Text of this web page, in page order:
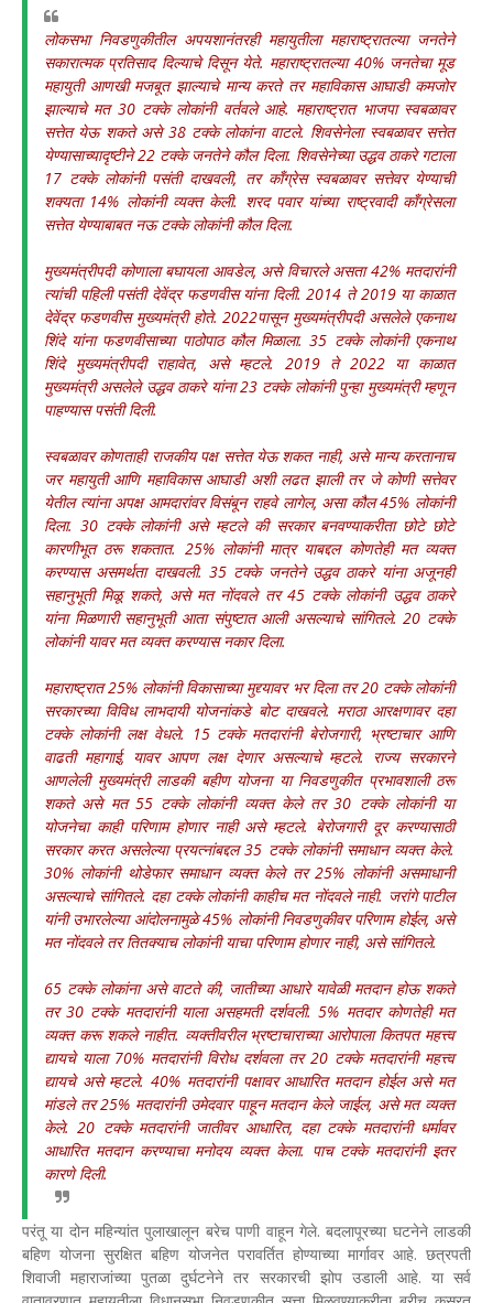
लोकसभा निवडणुकीतील अपयशानंतरही महायुतीला महाराष्ट्रातल्या जनतेने
सकारात्मक प्रतिसाद दिल्याचे दिसून येते. महाराष्ट्रातल्या 40% जनतेचा मूड
महायुती आणखी मजबूत झाल्याचे मान्य करते तर महाविकास आघाडी कमजोर
झाल्याचे मत 30 टक्के लोकांनी वर्तवले आहे. महाराष्ट्रात भाजपा स्वबळावर
सत्तेत येऊ शकते असे 38 टक्के लोकांना वाटले. शिवसेनेला स्वबळावर सत्तेत
येण्यासाच्यादृष्टीने 22 टक्के जनतेने कौल दिला. शिवसेनेच्या उद्धव ठाकरे गटाला
17 टक्के लोकांनी पसंती दाखवली, तर काँग्रेस स्वबळावर सत्तेवर येण्याची
शक्यता 14% लोकांनी व्यक्त केली. शरद पवार यांच्या राष्ट्रवादी काँग्रेसला
सत्तेत येण्याबाबत नऊ टक्के लोकांनी कौल दिला.
मुख्यमंत्रीपदी कोणाला बघायला आवडेल, असे विचारले असता 42% मतदारांनी
त्यांची पहिली पसंती देवेंद्र फडणवीस यांना दिली. 2014 ते 2019 या काळात
देवेंद्र फडणवीस मुख्यमंत्री होते. 2022पासून मुख्यमंत्रीपदी असलेले एकनाथ
शिंदे यांना फडणवीसाच्या पाठोपाठ कौल मिळाला. 35 टक्के लोकांनी एकनाथ
शिंदे मुख्यमंत्रीपदी राहावेत, असे म्हटले. 2019 ते 2022 या काळात
मुख्यमंत्री असलेले उद्धव ठाकरे यांना 23 टक्के लोकांनी पुन्हा मुख्यमंत्री म्हणून
पाहण्यास पसंती दिली.
स्वबळावर कोणताही राजकीय पक्ष सत्तेत येऊ शकत नाही, असे मान्य करतानाच
जर महायुती आणि महाविकास आघाडी अशी लढत झाली तर जे कोणी सत्तेवर
येतील त्यांना अपक्ष आमदारांवर विसंबून राहवे लागेल, असा कौल 45% लोकांनी
दिला. 30 टक्के लोकांनी असे म्हटले की सरकार बनवण्याकरीता छोटे छोटे
कारणीभूत ठरू शकतात. 25% लोकांनी मात्र याबद्दल कोणतेही मत व्यक्त
करण्यास असमर्थता दाखवली. 35 टक्के जनतेने उद्धव ठाकरे यांना अजूनही
सहानुभूती मिळू शकते, असे मत नोंदवले तर 45 टक्के लोकांनी उद्धव ठाकरे
यांना मिळणारी सहानुभूती आता संपुष्टात आली असल्याचे सांगितले. 20 टक्के
लोकांनी यावर मत व्यक्त करण्यास नकार दिला.
महाराष्ट्रात 25% लोकांनी विकासाच्या मुद्द्यावर भर दिला तर 20 टक्के लोकांनी
सरकारच्या विविध लाभदायी योजनांकडे बोट दाखवले. मराठा आरक्षणावर दहा
टक्के लोकांनी लक्ष वेधले. 15 टक्के मतदारांनी बेरोजगारी, भ्रष्टाचार आणि
वाढती महागाई, यावर आपण लक्ष देणार असल्याचे म्हटले. राज्य सरकारने
आणलेली मुख्यमंत्री लाडकी बहीण योजना या निवडणुकीत प्रभावशाली ठरू
शकते असे मत 55 टक्के लोकांनी व्यक्त केले तर 30 टक्के लोकांनी या
योजनेचा काही परिणाम होणार नाही असे म्हटले. बेरोजगारी दूर करण्यासाठी
सरकार करत असलेल्या प्रयत्नांबद्दल 35 टक्के लोकांनी समाधान व्यक्त केले.
30% लोकांनी थोडेफार समाधान व्यक्त केले तर 25% लोकांनी असमाधानी
असल्याचे सांगितले. दहा टक्के लोकांनी काहीच मत नोंदवले नाही. जरांगे पाटील
यांनी उभारलेल्या आंदोलनामुळे 45% लोकांनी निवडणुकीवर परिणाम होईल, असे
मत नोंदवले तर तितक्याच लोकांनी याचा परिणाम होणार नाही, असे सांगितले.
65 टक्के लोकांना असे वाटते की, जातीच्या आधारे यावेळी मतदान होऊ शकते
तर 30 टक्के मतदारांनी याला असहमती दर्शवली. 5% मतदार कोणतेही मत
व्यक्त करू शकले नाहीत. व्यक्तीवरील भ्रष्टाचाराच्या आरोपाला कितपत महत्त्व
द्यायचे याला 70% मतदारांनी विरोध दर्शवला तर 20 टक्के मतदारांनी महत्त्व
द्यायचे असे म्हटले. 40% मतदारांनी पक्षावर आधारित मतदान होईल असे मत
मांडले तर 25% मतदारांनी उमेदवार पाहून मतदान केले जाईल, असे मत व्यक्त
केले. 20 टक्के मतदारांनी जातीवर आधारित, दहा टक्के मतदारांनी धर्मावर
आधारित मतदान करण्याचा मनोदय व्यक्त केला. पाच टक्के मतदारांनी इतर
कारणे दिली.
परंतू या दोन महिन्यांत पुलाखालून बरेच पाणी वाहून गेले. बदलापूरच्या घटनेने लाडकी
बहिण योजना सुरक्षित बहिण योजनेत परावर्तित होण्याच्या मार्गावर आहे. छत्रपती
शिवाजी महाराजांच्या पुतळा दुर्घटनेने तर सरकारची झोप उडाली आहे. या सर्व